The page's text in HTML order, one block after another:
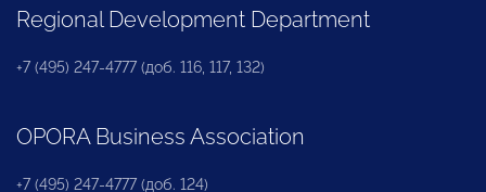
Regional Development Department
+7 (495) 247-4777 (доб. 116, 117, 132)
OPORA Business Association
+7 (495) 247-4777 (доб. 124)